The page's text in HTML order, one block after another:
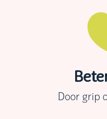
Door grip